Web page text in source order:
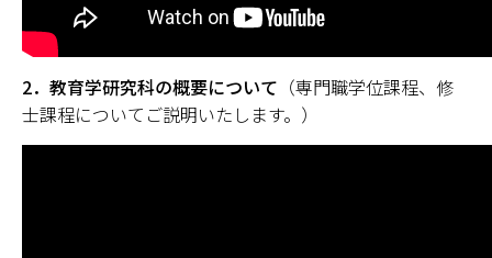
2．教育学研究科の概要について （専門職学位課程、修
士課程についてご説明いたします。）